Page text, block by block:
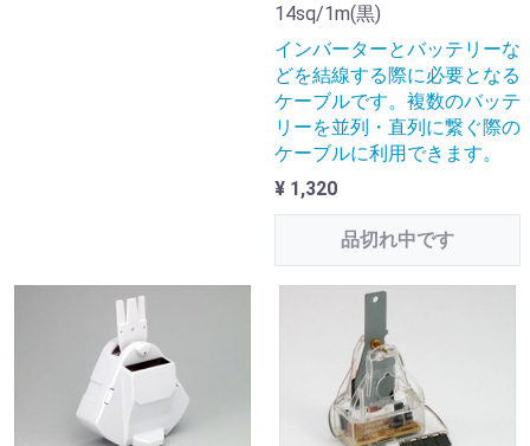
14sq/1m(黒)
インバーターとバッテリーな
どを結線する際に必要となる
ケーブルです。複数のバッテ
リーを並列・直列に繋ぐ際の
ケーブルに利用できます。
¥ 1,320
品切れ中です